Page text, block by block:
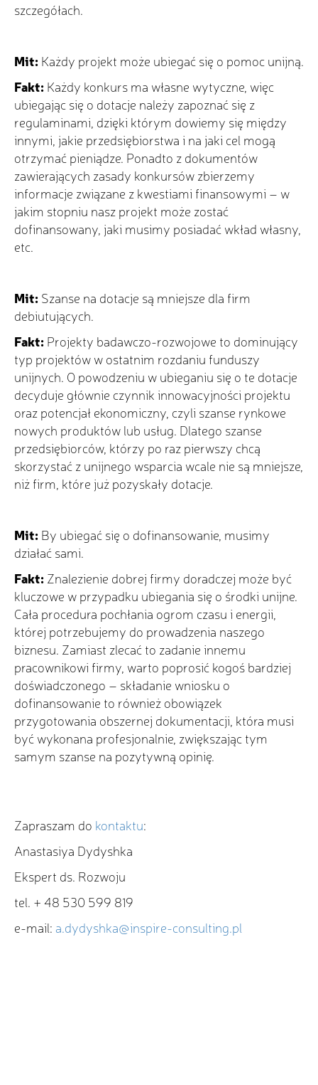
szczegółach.
Mit: Każdy projekt może ubiegać się o pomoc unijną.
Fakt: Każdy konkurs ma własne wytyczne, więc
ubiegając się o dotacje należy zapoznać się z
regulaminami, dzięki którym dowiemy się między
innymi, jakie przedsiębiorstwa i na jaki cel mogą
otrzymać pieniądze. Ponadto z dokumentów
zawierających zasady konkursów zbierzemy
informacje związane z kwestiami finansowymi – w
jakim stopniu nasz projekt może zostać
dofinansowany, jaki musimy posiadać wkład własny,
etc.
Mit: Szanse na dotacje są mniejsze dla firm
debiutujących.
Fakt: Projekty badawczo-rozwojowe to dominujący
typ projektów w ostatnim rozdaniu funduszy
unijnych. O powodzeniu w ubieganiu się o te dotacje
decyduje głównie czynnik innowacyjności projektu
oraz potencjał ekonomiczny, czyli szanse rynkowe
nowych produktów lub usług. Dlatego szanse
przedsiębiorców, którzy po raz pierwszy chcą
skorzystać z unijnego wsparcia wcale nie są mniejsze,
niż firm, które już pozyskały dotacje.
Mit: By ubiegać się o dofinansowanie, musimy
działać sami.
Fakt: Znalezienie dobrej firmy doradczej może być
kluczowe w przypadku ubiegania się o środki unijne.
Cała procedura pochłania ogrom czasu i energii,
której potrzebujemy do prowadzenia naszego
biznesu. Zamiast zlecać to zadanie innemu
pracownikowi firmy, warto poprosić kogoś bardziej
doświadczonego – składanie wniosku o
dofinansowanie to również obowiązek
przygotowania obszernej dokumentacji, która musi
być wykonana profesjonalnie, zwiększając tym
samym szanse na pozytywną opinię.
Zapraszam do kontaktu:
Anastasiya Dydyshka
Ekspert ds. Rozwoju
tel. + 48 530 599 819
e-mail: a.dydyshka@inspire-consulting.pl